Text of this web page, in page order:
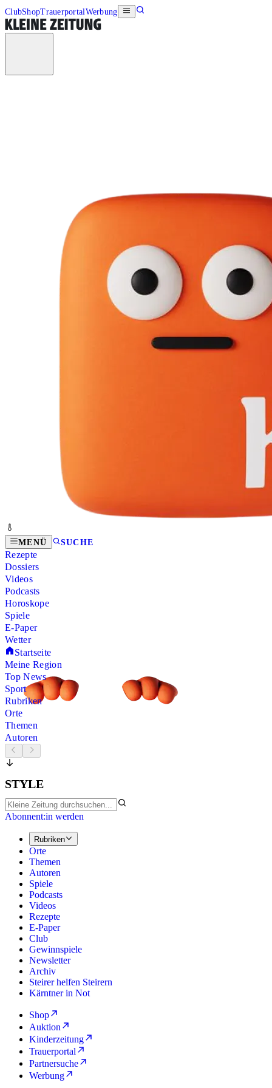
ClubShopTrauerportalWerbung
MENÜ SUCHE
Rezepte
Dossiers
Videos
Podcasts
Horoskope
Spiele
E-Paper
Wetter
Startseite
Meine Region
Top News
Sport
Rubriken
Orte
Themen
Autoren
STYLE
Abonnent:in werden
Rubriken
Orte
Themen
Autoren
Spiele
Podcasts
Videos
Rezepte
E-Paper
Club
Gewinnspiele
Newsletter
Archiv
Steirer helfen Steirern
Kärntner in Not
Shop
Auktion
Kinderzeitung
Trauerportal
Partnersuche
Werbung